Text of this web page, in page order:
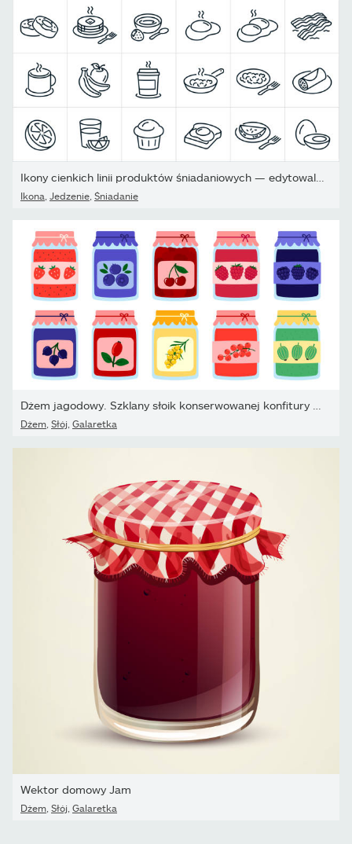
Ikona Jedzenie Śniadanie
Dżem jagodowy. Szklany słoik konserwowanej konfitury wiśniowej,...
Dżem Słój Galaretka
Wektor domowy Jam
Dżem Słój Galaretka